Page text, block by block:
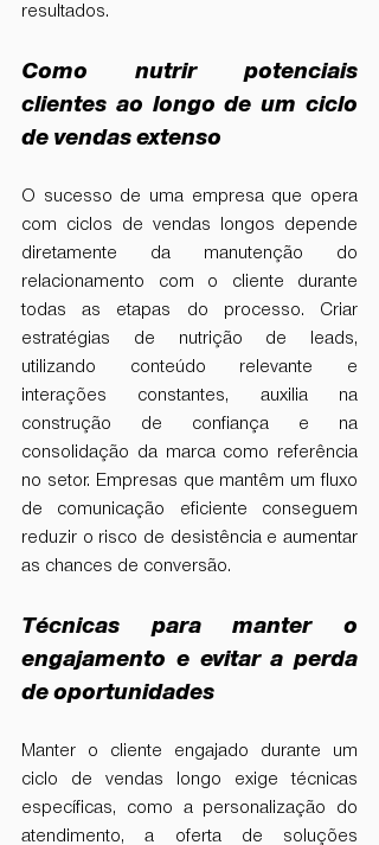
resultados.
Como nutrir potenciais
clientes ao longo de um ciclo
de vendas extenso
O sucesso de uma empresa que opera
com ciclos de vendas longos depende
diretamente da manutenção do
relacionamento com o cliente durante
todas as etapas do processo. Criar
estratégias de nutrição de leads,
utilizando conteúdo relevante e
interações constantes, auxilia na
construção de confiança e na
consolidação da marca como referência
no setor. Empresas que mantêm um fluxo
de comunicação eficiente conseguem
reduzir o risco de desistência e aumentar
as chances de conversão.
Técnicas para manter o
engajamento e evitar a perda
de oportunidades
Manter o cliente engajado durante um
ciclo de vendas longo exige técnicas
específicas, como a personalização do
atendimento, a oferta de soluções